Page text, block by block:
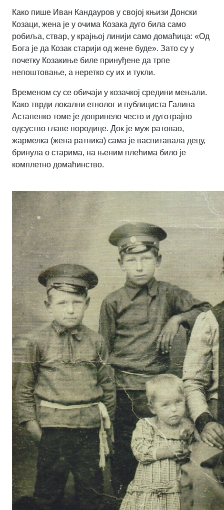
Како пише Иван Кандауров у својој књизи Донски
Козаци, жена је у очима Козака дуго била само
робиља, ствар, у крајњој линији само домаћица: «Од
Бога је да Козак старији од жене буде». Зато су у
почетку Козакиње биле принуђене да трпе
непоштовање, а неретко су их и тукли.
Временом су се обичаји у козачкој средини мењали.
Како тврди локални етнолог и публициста Галина
Астапенко томе је допринело често и дуготрајно
одсуство главе породице. Док је муж ратовао,
жармелка (жена ратника) сама је васпитавала децу,
бринула о старима, на њеним плећима било је
комплетно домаћинство.